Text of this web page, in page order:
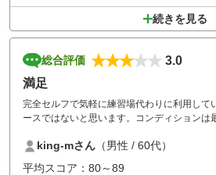
続きを見る
総合評価
3.0
満足
完全セルフで気軽に練習場代わりに利用して
ースではないと思います。コンディションは
5、6回はプレイしています。
king-mさん （男性 / 60代）
平均スコア：80～89